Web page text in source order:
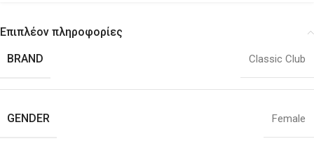
Επιπλέον πληροφορίες
BRAND
Classic Club
GENDER Female